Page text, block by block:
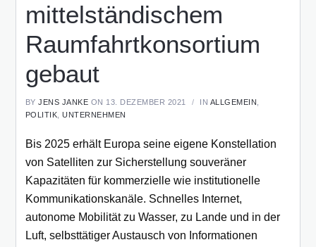
mittelständischem
Raumfahrtkonsortium
gebaut
BY JENS JANKE ON 13. DEZEMBER 2021 IN ALLGEMEIN
POLITIK UNTERNEHMEN
Bis 2025 erhält Europa seine eigene Konstellation
von Satelliten zur Sicherstellung souveräner
Kapazitäten für kommerzielle wie institutionelle
Kommunikationskanäle. Schnelles Internet,
autonome Mobilität zu Wasser, zu Lande und in der
Luft, selbsttätiger Austausch von Informationen